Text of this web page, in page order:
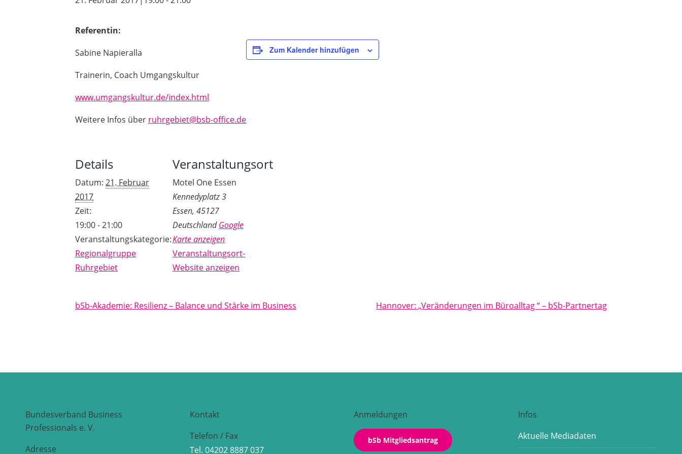
Referentin:
Sabine Napieralla
Trainerin, Coach Umgangskultur
www.umgangskultur.de/index.html
Weitere Infos über ruhrgebiet@bsb-office.de
Zum Kalender hinzufügen
Details
Datum: 21. Februar
2017
Zeit:
19:00 - 21:00
Veranstaltungskategorie:
Regionalgruppe
Ruhrgebiet
Veranstaltungsort
Motel One Essen
Kennedyplatz 3
Essen, 45127
Deutschland Google
Karte anzeigen
Veranstaltungsort-
Website anzeigen
bSb-Akademie: Resilienz – Balance und Stärke im Business Hannover: „Veränderungen im Büroalltag “ – bSb-Partnertag
Bundesverband Business
Professionals e. V.
Adresse
Kontakt
Telefon / Fax
Tel. 04202 8887 037
Anmeldungen
bSb Mitgliedsantrag
Infos
Aktuelle Mediadaten